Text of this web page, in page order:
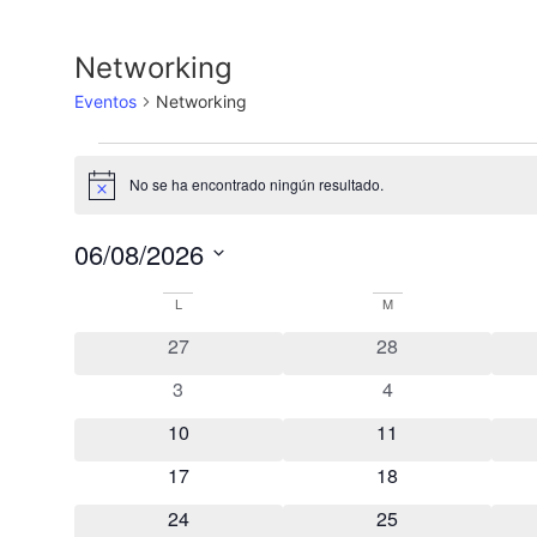
Networking
Eventos Networking
Aviso No se ha encontrado ningún resultado.
06/08/2026
Calendario
Eventos
L M
0 eventos
27 0 eventos
28
0 eventos
3 0 eventos
4
0 eventos
10 0 eventos
11
0 eventos
17 0 eventos
18
0 eventos
24 0 eventos
25